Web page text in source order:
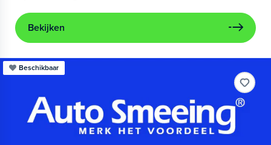
Bekijken
Beschikbaar